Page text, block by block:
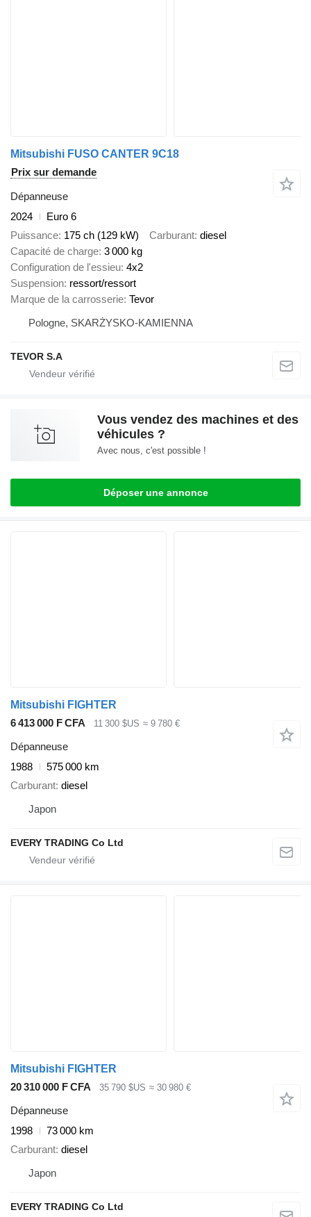
Mitsubishi FUSO CANTER 9C18
Prix sur demande
Dépanneuse
2024
Euro 6
Puissance 175 ch (129 kW) Carburant diesel
Capacité de charge 3 000 kg
Configuration de l'essieu 4x2
Suspension ressort/ressort
Marque de la carrosserie Tevor
Pologne, SKARŻYSKO-KAMIENNA
TEVOR S.A
Vous vendez des machines et des
véhicules ?
Avec nous, c'est possible !
Déposer une annonce
Mitsubishi FIGHTER
6 413 000 F CFA
11 300 $US ≈ 9 780 €
Dépanneuse
1988
575 000 km
Carburant diesel
Japon
EVERY TRADING Co Ltd
Mitsubishi FIGHTER
20 310 000 F CFA
35 790 $US ≈ 30 980 €
Dépanneuse
1998
73 000 km
Carburant diesel
Japon
EVERY TRADING Co Ltd